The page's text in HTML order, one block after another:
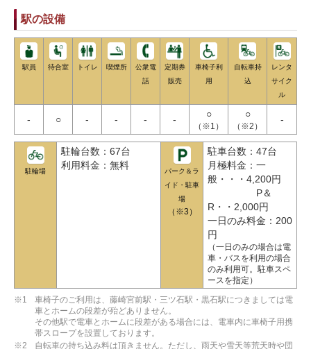
駅の設備
駅員 待合室 トイレ 喫煙所
公衆電
話
定期券
販売
車椅子利
用
自転車持
込
レンタ
サイク
ル
- ○ - - - - ○
（※1）
○
（※2）
-
駐輪場
駐輪台数：67台
利用料金：無料
パーク＆ラ
イド・駐車
場
（※3）
駐車台数：47台
月極料金：一
般・・・4,200円
P＆
R・・2,000円
一日のみ料金：200
円
（一日のみの場合は電
車・バスを利用の場合
のみ利用可。駐車スペ
ースを指定）
※1
車椅子のご利用は、藤崎宮前駅・三ツ石駅・黒石駅につきましては電
車とホームの段差が殆どありません。
その他駅で電車とホームに段差がある場合には、電車内に車椅子用携
帯スロープを設置しております。
※2
自転車の持ち込み料は頂きません。ただし、雨天や雪天等荒天時や団